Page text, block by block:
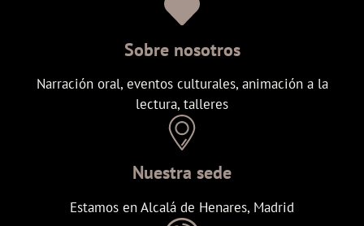
Sobre nosotros
Narración oral, eventos culturales, animación a la
lectura, talleres
Nuestra sede
Estamos en Alcalá de Henares, Madrid